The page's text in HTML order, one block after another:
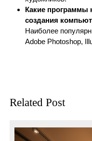
Какие программы
создания
Наиболее
Adobe Photoshop,
Related Post